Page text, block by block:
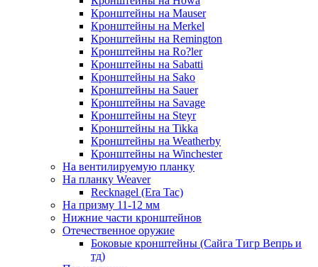
Кронштейны на Mauser
Кронштейны на Merkel
Кронштейны на Remington
Кронштейны на Ro?ler
Кронштейны на Sabatti
Кронштейны на Sako
Кронштейны на Sauer
Кронштейны на Savage
Кронштейны на Steyr
Кронштейны на Tikka
Кронштейны на Weatherby
Кронштейны на Winchester
На вентилируемую планку
На планку Weaver
Recknagel (Era Tac)
На призму 11-12 мм
Нижние части кронштейнов
Отечественное оружие
Боковые кронштейны (Сайга Тигр Вепрь и
тд)